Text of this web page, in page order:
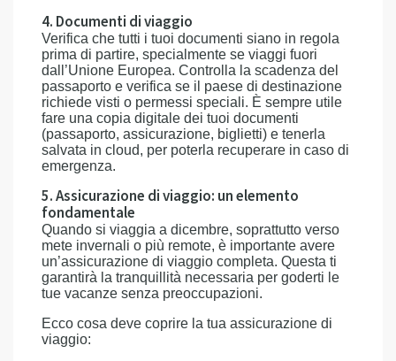
4. Documenti di viaggio
Verifica che tutti i tuoi documenti siano in regola
prima di partire, specialmente se viaggi fuori
dall’Unione Europea. Controlla la scadenza del
passaporto e verifica se il paese di destinazione
richiede visti o permessi speciali. È sempre utile
fare una copia digitale dei tuoi documenti
(passaporto, assicurazione, biglietti) e tenerla
salvata in cloud, per poterla recuperare in caso di
emergenza.
5. Assicurazione di viaggio: un elemento
fondamentale
Quando si viaggia a dicembre, soprattutto verso
mete invernali o più remote, è importante avere
un’assicurazione di viaggio completa. Questa ti
garantirà la tranquillità necessaria per goderti le
tue vacanze senza preoccupazioni.
Ecco cosa deve coprire la tua assicurazione di
viaggio: